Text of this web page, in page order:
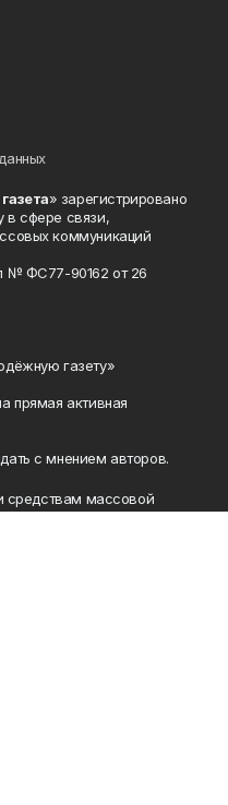
» зарегистрировано
в сфере связи,
коммуникаций
№ ФС77-90162 от 26
газету»
прямая активная
с мнением авторов.
средствам массовой
Акционерное